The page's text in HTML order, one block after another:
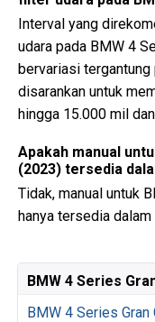
Interval yang
udara pada BMW 4
bervariasi
disarankan untuk
hingga 15.000 mil
Apakah manual
(2023) tersedia
Tidak, manual untuk
hanya tersedia
BMW 4 Series
BMW 4 Series